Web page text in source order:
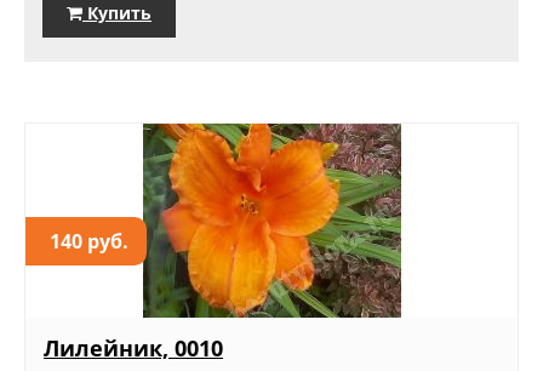
Купить
140 руб.
Лилейник, 0010